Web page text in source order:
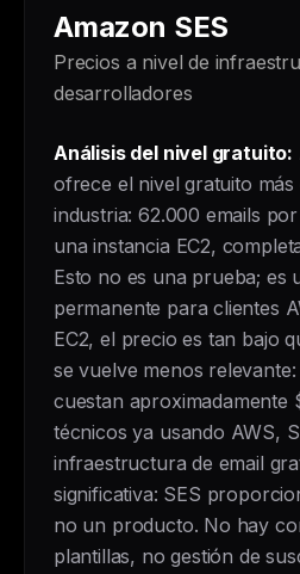
Amazon SES
Precios a nivel de
desarrolladores
Análisis del nivel gratuito:
ofrece el nivel gratuito más
industria: 62.000 emails
una instancia EC2,
Esto no es una prueba; es
permanente para clientes
EC2, el precio es tan bajo
se vuelve menos relevante:
cuestan aproximadamente
técnicos ya usando AWS,
infraestructura de email
significativa: SES
no un producto. No hay
plantillas, no gestión de